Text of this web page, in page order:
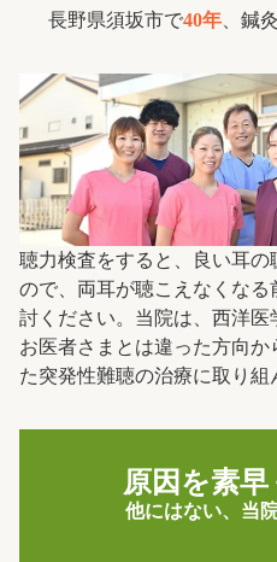
長野県須坂市で40年 、鍼
聴力検査をすると、良い耳
ので、両耳が聴こえなくな
討ください。当院は、西洋医
お医者さまとは違った方向
た突発性難聴の治療に取り組
原因を素
他にはない、当